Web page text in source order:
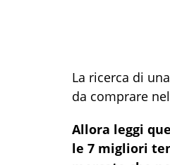
La ricerca di
da comprare
Allora leggi
le 7 migliori